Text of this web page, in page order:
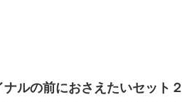
ルの前におさえたいセット２